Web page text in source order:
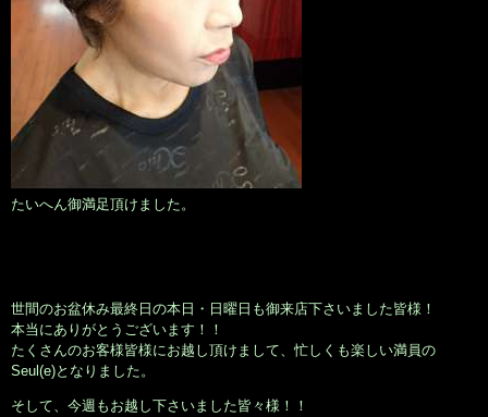
たいへん御満足頂けました。
世間のお盆休み最終日の本日・日曜日も御来店下さいました皆様！
本当にありがとうございます！！
たくさんのお客様皆様にお越し頂けまして、忙しくも楽しい満員の
Seul(e)となりました。
そして、今週もお越し下さいました皆々様！！